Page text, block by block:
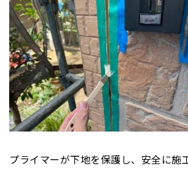
プライマーが下地を保護し、安全に施